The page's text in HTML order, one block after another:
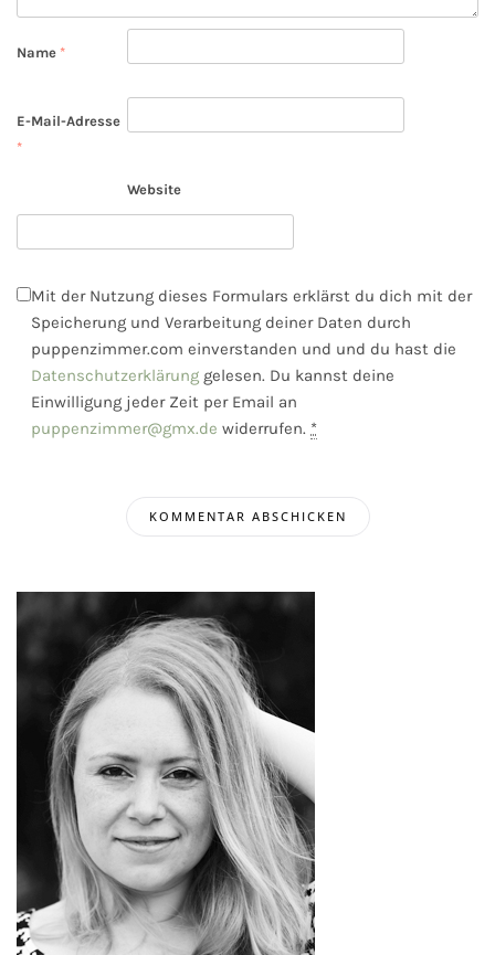
Name *
E-Mail-Adresse
*
Website
Mit der Nutzung dieses Formulars erklärst du dich mit der
Speicherung und Verarbeitung deiner Daten durch
puppenzimmer.com einverstanden und und du hast die
Datenschutzerklärung gelesen. Du kannst deine
Einwilligung jeder Zeit per Email an
puppenzimmer@gmx.de widerrufen. *